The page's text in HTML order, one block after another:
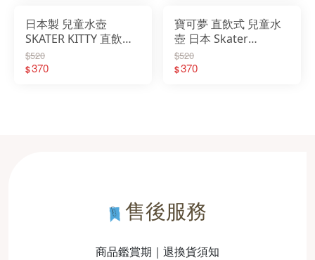
日本製 兒童水壺
SKATER KITTY 直飲式
水壺
$520
$370
寶可夢 直飲式 兒童水
壺 日本 Skater
(480ml)
$520
$370
售後服務
商品鑑賞期｜退換貨須知